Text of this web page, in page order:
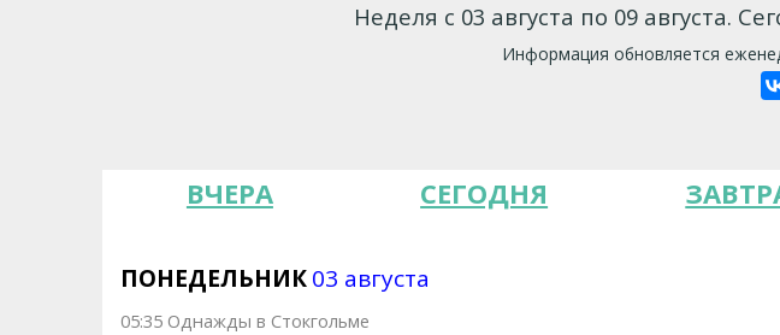
Неделя с 03 августа по 09 августа.
Информация обновляется
ВЧЕРА СЕГОДНЯ
ПОНЕДЕЛЬНИК03 августа
05:35 Однажды в Стокгольме